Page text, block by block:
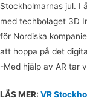
Stockholmarnas jul. I
med techbolaget 3D
för Nordiska
att hoppa på det
-Med hjälp av AR tar
LÄS MER: VR